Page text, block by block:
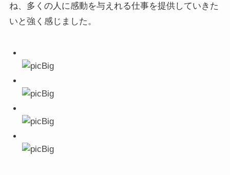
ね、多くの人に感動を与えれる仕事を提供していきた
いと強く感じました。